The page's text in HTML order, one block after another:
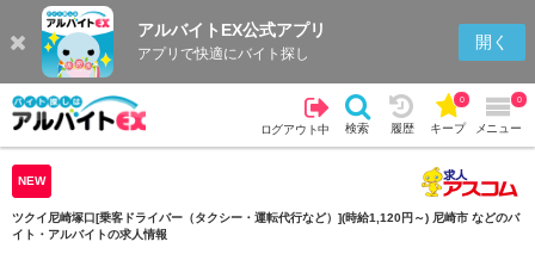
アルバイトEX公式アプリ
アプリで快適にバイト探し
開く
ログアウト中 検索 履歴 キープ
0
メニュー
0
検索 履歴
NEW
ツクイ尼崎塚口[乗客ドライバー（タクシー・運転代行など）](時給1,120円～) 尼崎市 などのバ
イト・アルバイトの求人情報